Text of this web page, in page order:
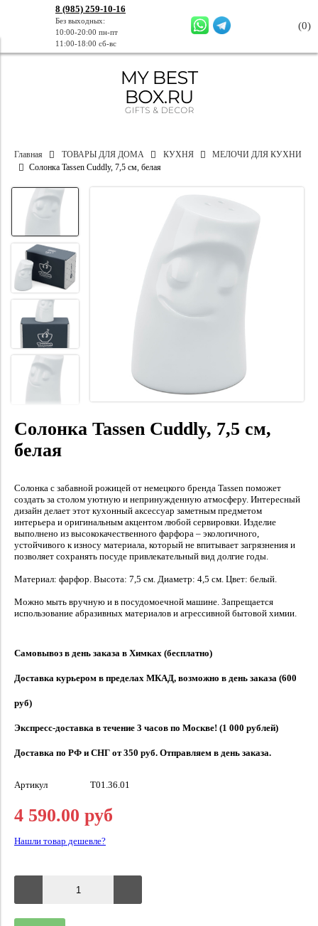
8 (985) 259-10-16
Без выходных:
10:00-20:00 пн-пт
11:00-18:00 сб-вс
(0)
Главная ТОВАРЫ ДЛЯ ДОМА КУХНЯ
МЕЛОЧИ ДЛЯ КУХНИ
Солонка Tassen Cuddly, 7,5 см, белая
Солонка Tassen Cuddly, 7,5 см,
белая
Солонка с забавной рожицей от немецкого бренда Tassen поможет
создать за столом уютную и непринужденную атмосферу. Интересный
дизайн делает этот кухонный аксессуар заметным предметом
интерьера и оригинальным акцентом любой сервировки. Изделие
выполнено из высококачественного фарфора – экологичного,
устойчивого к износу материала, который не впитывает загрязнения и
позволяет сохранять посуде привлекательный вид долгие годы.
Материал: фарфор. Высота: 7,5 см. Диаметр: 4,5 см. Цвет: белый.
Можно мыть вручную и в посудомоечной машине. Запрещается
использование абразивных материалов и агрессивной бытовой химии.
Самовывоз в день заказа в Химках (бесплатно)
Доставка курьером в пределах МКАД, возможно в день заказа (600
руб)
Экспресс-доставка в течение 3 часов по Москве! (1 000 рублей)
Доставка по РФ и СНГ от 350 руб. Отправляем в день заказа.
Артикул T01.36.01
4 590.00 руб
Нашли товар дешевле?